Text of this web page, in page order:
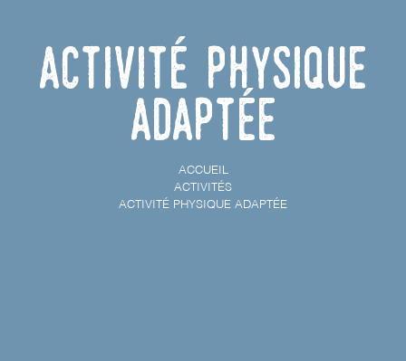
Activité Physique
Adaptée
ACCUEIL
ACTIVITÉS
ACTIVITÉ PHYSIQUE ADAPTÉE